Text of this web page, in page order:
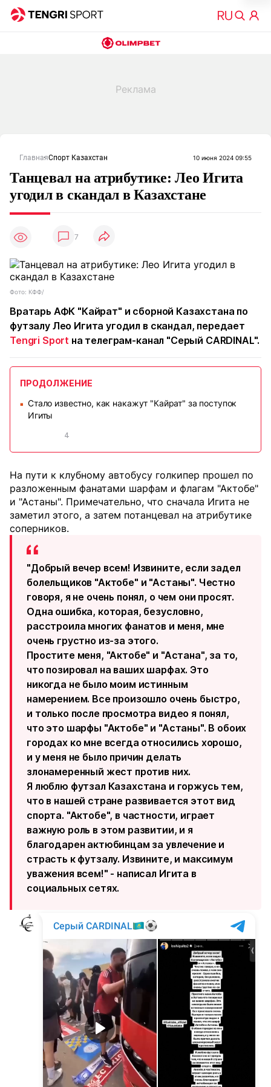
ГлавнаяСпорт Казахстан 10 июня 2024 09:55
Танцевал на атрибутике: Лео Игита
угодил в скандал в Казахстане
7
Фото: КФФ/
Вратарь АФК "Кайрат" и сборной Казахстана по
футзалу Лео Игита угодил в скандал, передает
Tengri Sport на телеграм-канал "Серый CARDINAL".
ПРОДОЛЖЕНИЕ
■
Стало известно, как накажут "Кайрат" за поступок
Игиты
4
На пути к клубному автобусу голкипер прошел по
разложенным фанатами шарфам и флагам "Актобе"
и "Астаны". Примечательно, что сначала Игита не
заметил этого, а затем потанцевал на атрибутике
соперников.
"Добрый вечер всем! Извините, если задел
болельщиков "Актобе" и "Астаны". Честно
говоря, я не очень понял, о чем они просят.
Одна ошибка, которая, безусловно,
расстроила многих фанатов и меня, мне
очень грустно из-за этого.
Простите меня, "Актобе" и "Астана", за то,
что позировал на ваших шарфах. Это
никогда не было моим истинным
намерением. Все произошло очень быстро,
и только после просмотра видео я понял,
что это шарфы "Актобе" и "Астаны". В обоих
городах ко мне всегда относились хорошо,
и у меня не было причин делать
злонамеренный жест против них.
Я люблю футзал Казахстана и горжусь тем,
что в нашей стране развивается этот вид
спорта. "Актобе", в частности, играет
важную роль в этом развитии, и я
благодарен актюбинцам за увлечение и
страсть к футзалу. Извините, и максимум
уважения всем!" - написал Игита в
социальных сетях.